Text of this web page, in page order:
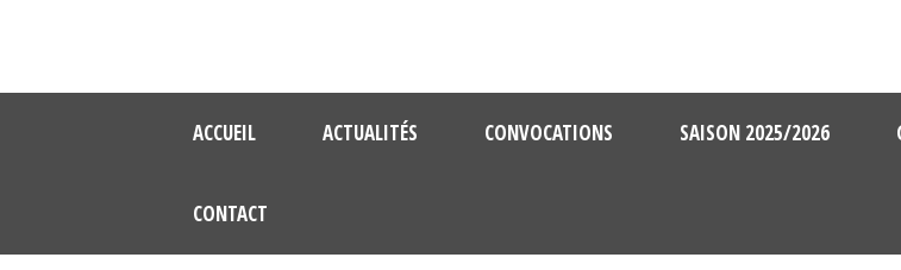
ACCUEIL ACTUALITÉS CONVOCATIONS SAISON 2025/2026
CONTACT